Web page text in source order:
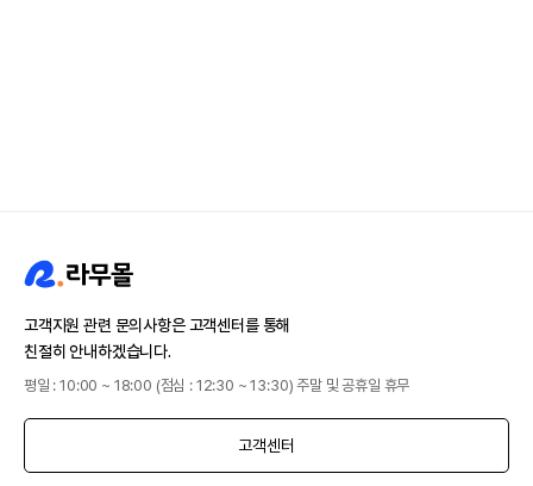
고객지원 관련 문의사항은 고객센터를 통해
친절히 안내하겠습니다.
평일 : 10:00 ~ 18:00 (점심 : 12:30 ~ 13:30) 주말 및 공휴일 휴무
고객센터